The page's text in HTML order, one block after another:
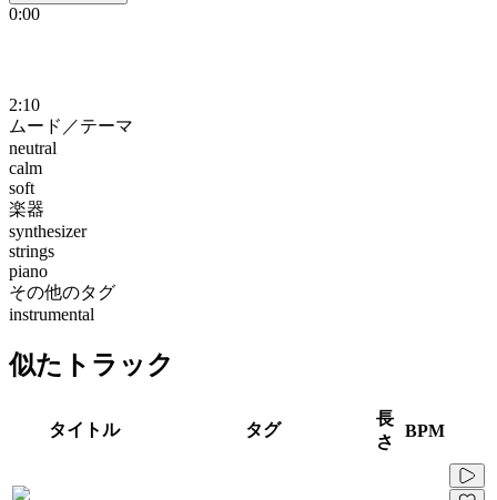
0:00
2:10
ムード／テーマ
neutral
calm
soft
楽器
synthesizer
strings
piano
その他のタグ
instrumental
似たトラック
タイトル タグ
長
さ
BPM